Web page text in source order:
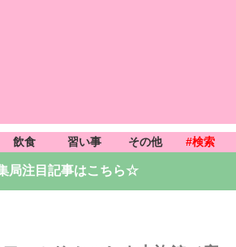
飲食 習い事 その他 #検索
局注目記事はこちら☆